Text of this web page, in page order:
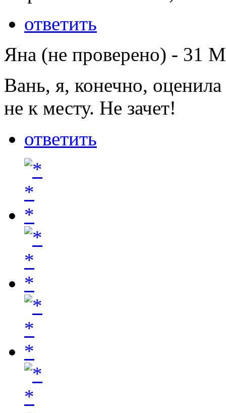
ответить
Яна (не проверено) - 31
Вань, я, конечно,
не к месту. Не зачет!
ответить